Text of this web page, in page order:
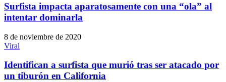
Surfista impacta aparatosamente con una “ola” al
intentar dominarla
8 de noviembre de 2020
Viral
Identifican a surfista que murió tras ser atacado por
un tiburón en California